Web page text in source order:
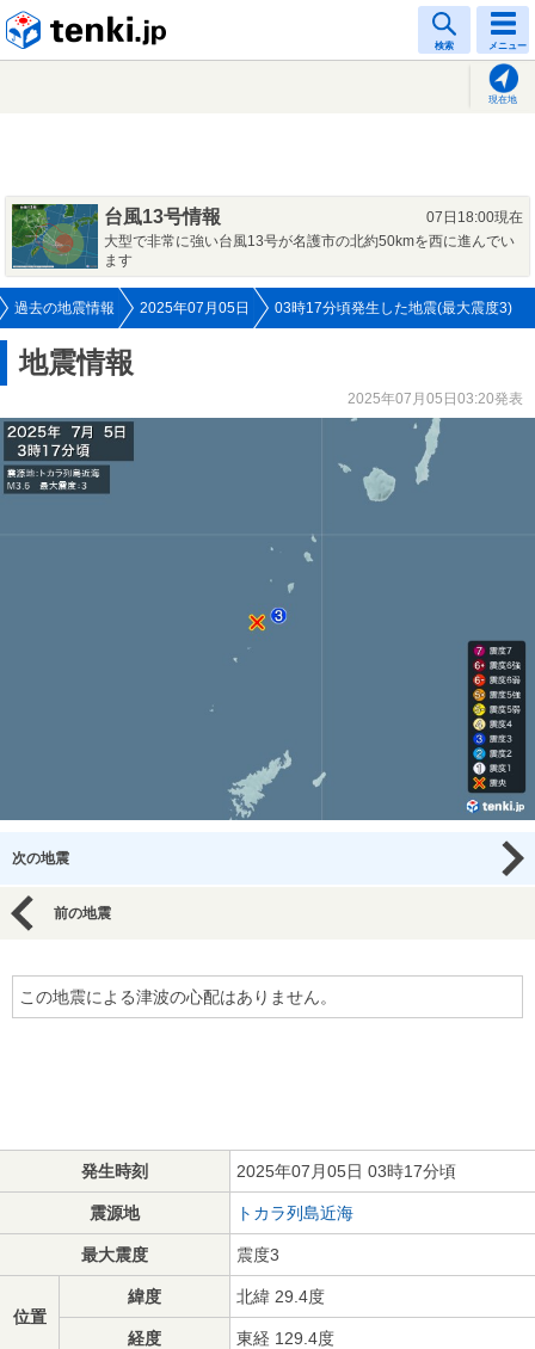
検索 メニュー
現在地
台風13号情報
07日18:00現在
大型で非常に強い台風13号が名護市の北約50kmを西に進んでい
ます
過去の地震情報 2025年07月05日 03時17分頃発生した地震(最大震度3)
地震情報
2025年07月05日03:20発表
次の地震
前の地震
この地震による津波の心配はありません。
発生時刻 2025年07月05日 03時17分頃
震源地 トカラ列島近海
最大震度 震度3
位置
緯度 北緯 29.4度
経度 東経 129.4度